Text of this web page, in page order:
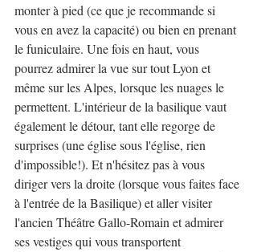
monter à pied (ce que je recommande si
vous en avez la capacité) ou bien en prenant
le funiculaire. Une fois en haut, vous
pourrez admirer la vue sur tout Lyon et
même sur les Alpes, lorsque les nuages le
permettent. L'intérieur de la basilique vaut
également le détour, tant elle regorge de
surprises (une église sous l'église, rien
d'impossible!). Et n'hésitez pas à vous
diriger vers la droite (lorsque vous faites face
à l'entrée de la Basilique) et aller visiter
l'ancien Théâtre Gallo-Romain et admirer
ses vestiges qui vous transportent